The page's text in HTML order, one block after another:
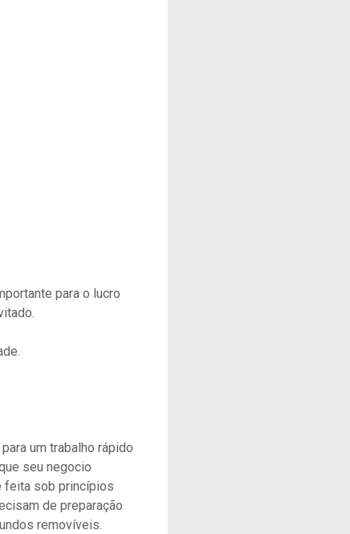
para o lucro
um trabalho rápido
seu negocio
feita sob princípios
de preparação
removíveis.